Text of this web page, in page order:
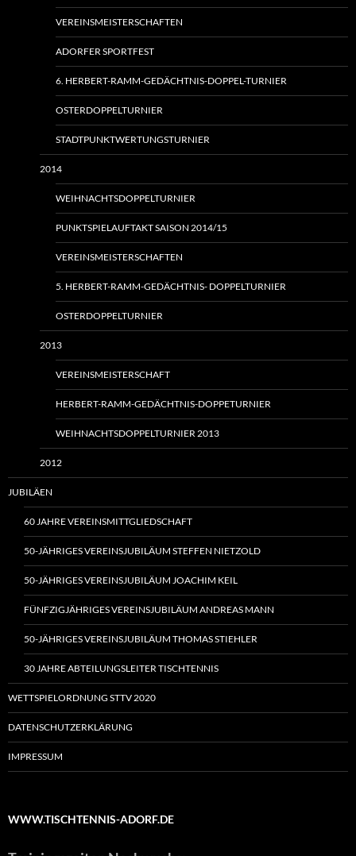
VEREINSMEISTERSCHAFTEN
ADORFER SPORTFEST
6. HERBERT-RAMM-GEDÄCHTNIS-DOPPEL-TURNIER
OSTERDOPPELTURNIER
STADTPUNKTWERTUNGSTURNIER
2014
WEIHNACHTSDOPPELTURNIER
PUNKTSPIELAUFTAKT SAISON 2014/15
VEREINSMEISTERSCHAFTEN
5. HERBERT-RAMM-GEDÄCHTNIS- DOPPELTURNIER
OSTERDOPPELTURNIER
2013
VEREINSMEISTERSCHAFT
HERBERT-RAMM-GEDÄCHTNIS-DOPPETURNIER
WEIHNACHTSDOPPELTURNIER 2013
2012
JUBILÄEN
60 JAHRE VEREINSMITTGLIEDSCHAFT
50-JÄHRIGES VEREINSJUBILÄUM STEFFEN NIETZOLD
50-JÄHRIGES VEREINSJUBILÄUM JOACHIM KEIL
FÜNFZIGJÄHRIGES VEREINSJUBILÄUM ANDREAS MANN
50-JÄHRIGES VEREINSJUBILÄUM THOMAS STIEHLER
30 JAHRE ABTEILUNGSLEITER TISCHTENNIS
WETTSPIELORDNUNG STTV 2020
DATENSCHUTZERKLÄRUNG
IMPRESSUM
WWW.TISCHTENNIS-ADORF.DE